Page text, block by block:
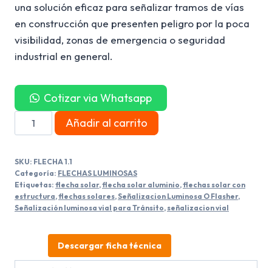
una solución eficaz para señalizar tramos de vías
en construcción que presenten peligro por la poca
visibilidad, zonas de emergencia o seguridad
industrial en general.
Cotizar via Whatsapp
Flecha
Luminosa
Panel
Solar
y
cantidad
Añadir al carrito
SKU: FLECHA 1.1
Categoría: FLECHAS LUMINOSAS
Etiquetas: flecha solar,flecha solar aluminio,flechas solar con
estructura,flechas solares,Señalizacion Luminosa O Flasher,
Señalización luminosa vial para Tránsito, señalizacion vial
Descargar ficha técnica